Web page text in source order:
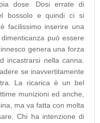
dose. Dosi errate di
bossolo e quindi ci si
facilissimo inserire una
può essere
genera una forza
incastrarsi nella canna.
se inavvertitamente
La ricarica è un bel
munizioni ed anche,
ma va fatta con molta
Chi ha intenzione di